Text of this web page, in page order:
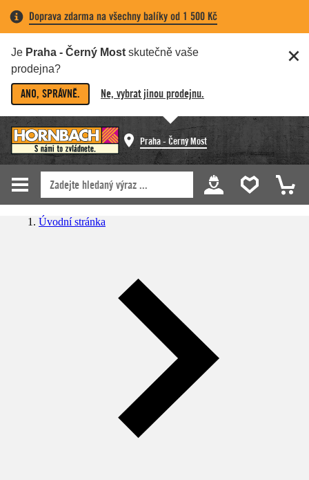
Doprava zdarma na všechny balíky od 1 500 Kč
Je Praha - Černý Most skutečně vaše
prodejna?
ANO, SPRÁVNĚ. Ne, vybrat jinou prodejnu.
Praha - Černý Most
Úvodní stránka